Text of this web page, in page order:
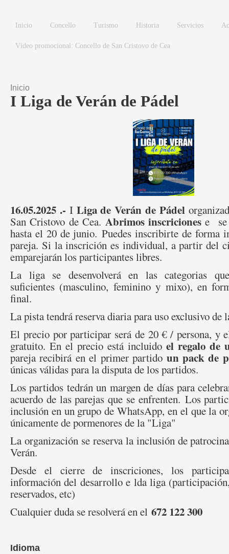
Inicio Concello Turismo Historia Servicios
Vídeo promocional: Concello de San Cristovo de Cea
Se encuentra usted aquí
Inicio
I Liga de Verán de Pádel
16.05.2025 .- I Liga de Verán de Pádel
San Cristovo de Cea. Abrimos inscriciones e se
hasta el 20 de junio.Puedes inscribirte de forma
pareja. Si la inscrición es individual, a partir del
emparejarán los participantes libres.
La liga se desenvolverá en las categorias
suficientes (masculino, feminino y mixo), en
final.
La pista tendrá reserva diaria para uso exclusivo de
El precio por participar será de 20 € / persona, y
gratuito. En el precio está incluido el regalo de
pareja recibirá en el primer partido un pack de
únicas válidas para la disputa de los partidos.
Los partidos tedrán un margen de días para
acuerdo de las parejas que se enfrenten. Los
inclusión en un grupo de WhatsApp, en el que la
únicamente de pormenores de la "Liga"
La organización se reserva la inclusión de
Verán.
Desde el cierre de inscriciones, los
información del desarrollo e lda liga
reservados, etc)
Cualquier duda se resolverá en el 672 122 300
Idioma